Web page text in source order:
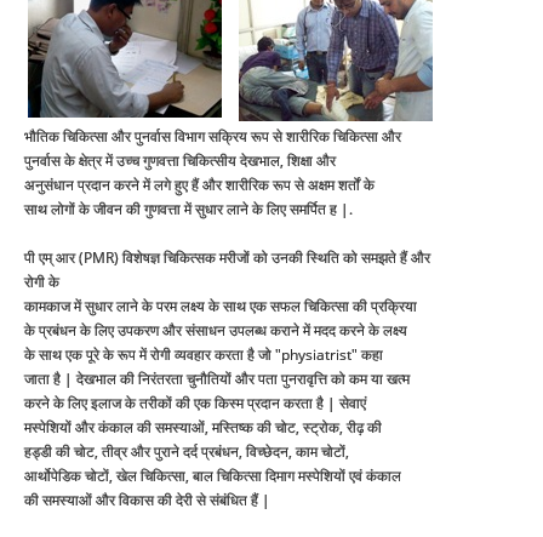
भौतिक चिकित्सा और पुनर्वास विभाग सक्रिय रूप से शारीरिक चिकित्सा और
पुनर्वास के क्षेत्र में उच्च गुणवत्ता चिकित्सीय देखभाल, शिक्षा और
अनुसंधान प्रदान करने में लगे हुए हैं और शारीरिक रूप से अक्षम शर्तों के
साथ लोगों के जीवन की गुणवत्ता में सुधार लाने के लिए समर्पित ह |.
पी एम् आर (PMR) विशेषज्ञ चिकित्सक मरीजों को उनकी स्थिति को समझते हैं और
रोगी के
कामकाज में सुधार लाने के परम लक्ष्य के साथ एक सफल चिकित्सा की प्रक्रिया
के प्रबंधन के लिए उपकरण और संसाधन उपलब्ध कराने में मदद करने के लक्ष्य
के साथ एक पूरे के रूप में रोगी व्यवहार करता है जो "physiatrist" कहा
जाता है | देखभाल की निरंतरता चुनौतियों और पता पुनरावृत्ति को कम या खत्म
करने के लिए इलाज के तरीकों की एक किस्म प्रदान करता है | सेवाएं
मस्पेशियों और कंकाल की समस्याओं, मस्तिष्क की चोट, स्ट्रोक, रीढ़ की
हड्डी की चोट, तीव्र और पुराने दर्द प्रबंधन, विच्छेदन, काम चोटों,
आर्थोपेडिक चोटों, खेल चिकित्सा, बाल चिकित्सा दिमाग मस्पेशियों एवं कंकाल
की समस्याओं और विकास की देरी से संबंधित हैं |